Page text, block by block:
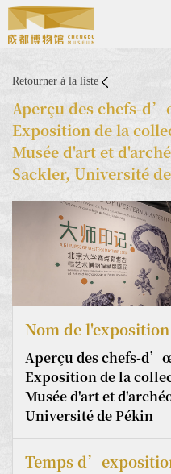
Retourner à la liste
Aperçu des chefs-
Exposition de la
Musée d'art et
Sackler, Université
Nom de l'exposition
Aperçu des chefs-
Exposition de la
Musée d'art et
Université de Pékin
Temps